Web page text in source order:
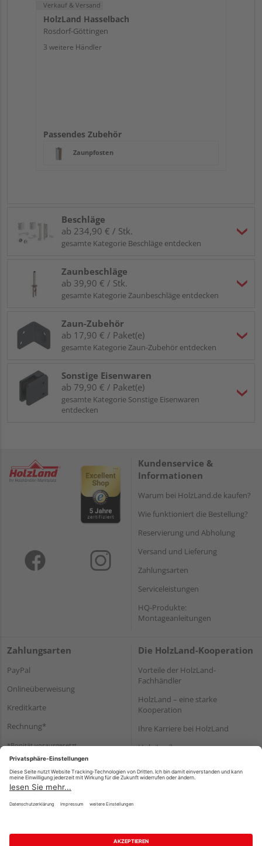
Verkauf & Versand
HolzLand Hasselbach
Rosdorf-Göttingen
3 weitere Händler
Passendes Zubehör
Zaunpfosten
Beschläge
ab 234,90 € / Stk.
gesamte Kategorie Beschläge entdecken
Zaunbeschläge
ab 39,90 € / Stk.
gesamte Kategorie Zaunbeschläge entdecken
Zaun-Zubehör
ab 17,90 € / Paket(e)
gesamte Kategorie Zaun-Zubehör entdecken
Sonstige Eisenwaren
ab 79,90 € / Paket(e)
gesamte Kategorie Sonstige Eisenwaren
entdecken
Kundenservice &
Informationen
Warum bei HolzLand.de kaufen?
Wie funktioniert die Bestellung?
Reservierung und Abholung
Versand und Lieferung
Zahlungsarten
Serviceleistungen
HQ-Produkte:
Montageanleitungen
Zahlungsarten
PayPal
Onlineüberweisung
Kreditkarte
Rechnung*
*Bonität vorausgesetzt
Die HolzLand-Kooperation
Vorteile der HolzLand-
Fachhändler
HolzLand – eine starke
Kooperation
Ihre Karriere bei HolzLand
Holz-Lexikon
Impressum Datenschutz Nutzungsbedingungen